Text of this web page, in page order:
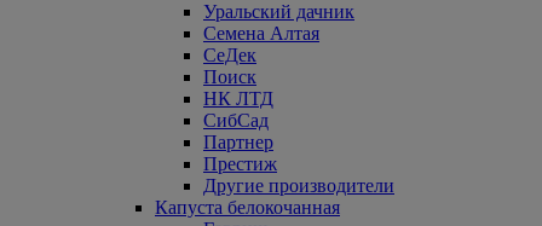
Уральский дачник
Семена Алтая
СеДек
Поиск
НК ЛТД
СибСад
Партнер
Престиж
Другие производители
Капуста белокочанная